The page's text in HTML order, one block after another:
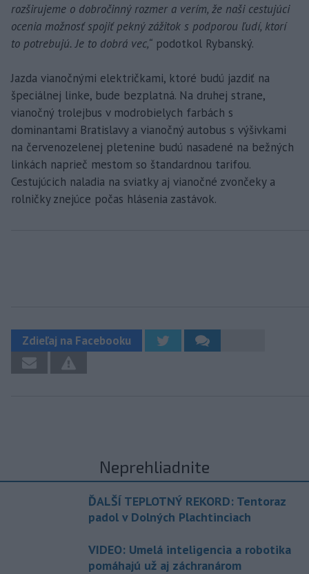
rozširujeme o dobročinný rozmer a verím, že naši cestujúci
ocenia možnosť spojiť pekný zážitok s podporou ľudí, ktorí
to potrebujú. Je to dobrá vec,“ podotkol Rybanský.
Jazda vianočnými električkami, ktoré budú jazdiť na
špeciálnej linke, bude bezplatná. Na druhej strane,
vianočný trolejbus v modrobielych farbách s
dominantami Bratislavy a vianočný autobus s výšivkami
na červenozelenej pletenine budú nasadené na bežných
linkách naprieč mestom so štandardnou tarifou.
Cestujúcich naladia na sviatky aj vianočné zvončeky a
rolničky znejúce počas hlásenia zastávok.
Zdieľaj na Facebooku
Neprehliadnite
ĎALŠÍ TEPLOTNÝ REKORD: Tentoraz
padol v Dolných Plachtinciach
VIDEO: Umelá inteligencia a robotika
pomáhajú už aj záchranárom